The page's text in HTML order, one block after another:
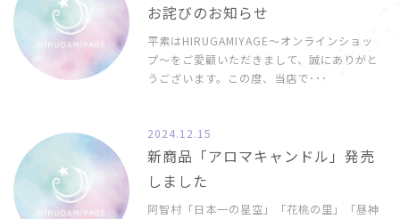
お詫びのお知らせ
平素はHIRUGAMIYAGE〜オンラインショッ
プ〜をご愛顧いただきまして、誠にありがと
うございます。この度、当店で･･･
2024.12.15
新商品「アロマキャンドル」発売
しました
阿智村「日本一の星空」「花桃の里」「昼神